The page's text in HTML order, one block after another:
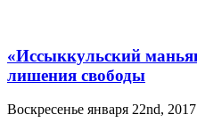
«Иссыккульский
лишения свободы
Воскресенье января 22nd, 2017